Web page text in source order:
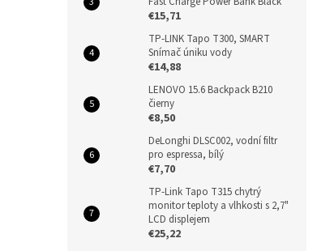
€15,71
TP-LINK Tapo T300, SMART
Snímač úniku vody
€14,88
LENOVO 15.6 Backpack B210
čierny
€8,50
DeLonghi DLSC002, vodní filtr
pro espressa, bílý
€7,70
TP-Link Tapo T315 chytrý
monitor teploty a vlhkosti s 2,7"
LCD displejem
€25,22